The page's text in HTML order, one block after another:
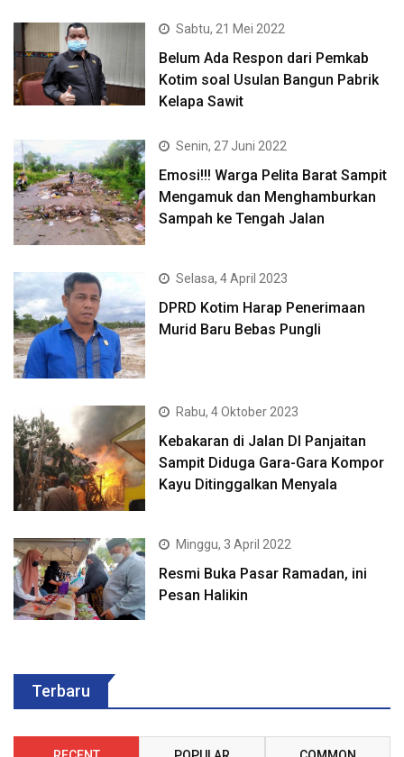
Sabtu, 21 Mei 2022
Belum Ada Respon dari Pemkab
Kotim soal Usulan Bangun Pabrik
Kelapa Sawit
Senin, 27 Juni 2022
Emosi!!! Warga Pelita Barat Sampit
Mengamuk dan Menghamburkan
Sampah ke Tengah Jalan
Selasa, 4 April 2023
DPRD Kotim Harap Penerimaan
Murid Baru Bebas Pungli
Rabu, 4 Oktober 2023
Kebakaran di Jalan DI Panjaitan
Sampit Diduga Gara-Gara Kompor
Kayu Ditinggalkan Menyala
Minggu, 3 April 2022
Resmi Buka Pasar Ramadan, ini
Pesan Halikin
Terbaru